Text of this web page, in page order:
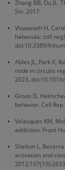
Zhang BB, Du JL.
Sin. 2017.
Viswanath H,
habenula: still
doi:10.3389/
Ables JL, Park K,
node in circuits
2023.
Groos D,
behavior. Cell
Velasquez KM,
addiction. Front
Shelton L,
activation and